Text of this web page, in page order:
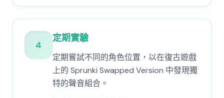
4
定期實驗
定期嘗試不同的角色位置，以在復古遊戲
上的 Sprunki Swapped Version 中發現獨
特的聲音組合。